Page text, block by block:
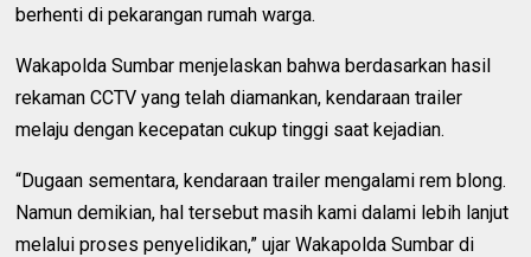
berhenti di pekarangan rumah warga.
Wakapolda Sumbar menjelaskan bahwa berdasarkan hasil
rekaman CCTV yang telah diamankan, kendaraan trailer
melaju dengan kecepatan cukup tinggi saat kejadian.
“Dugaan sementara, kendaraan trailer mengalami rem blong.
Namun demikian, hal tersebut masih kami dalami lebih lanjut
melalui proses penyelidikan,” ujar Wakapolda Sumbar di